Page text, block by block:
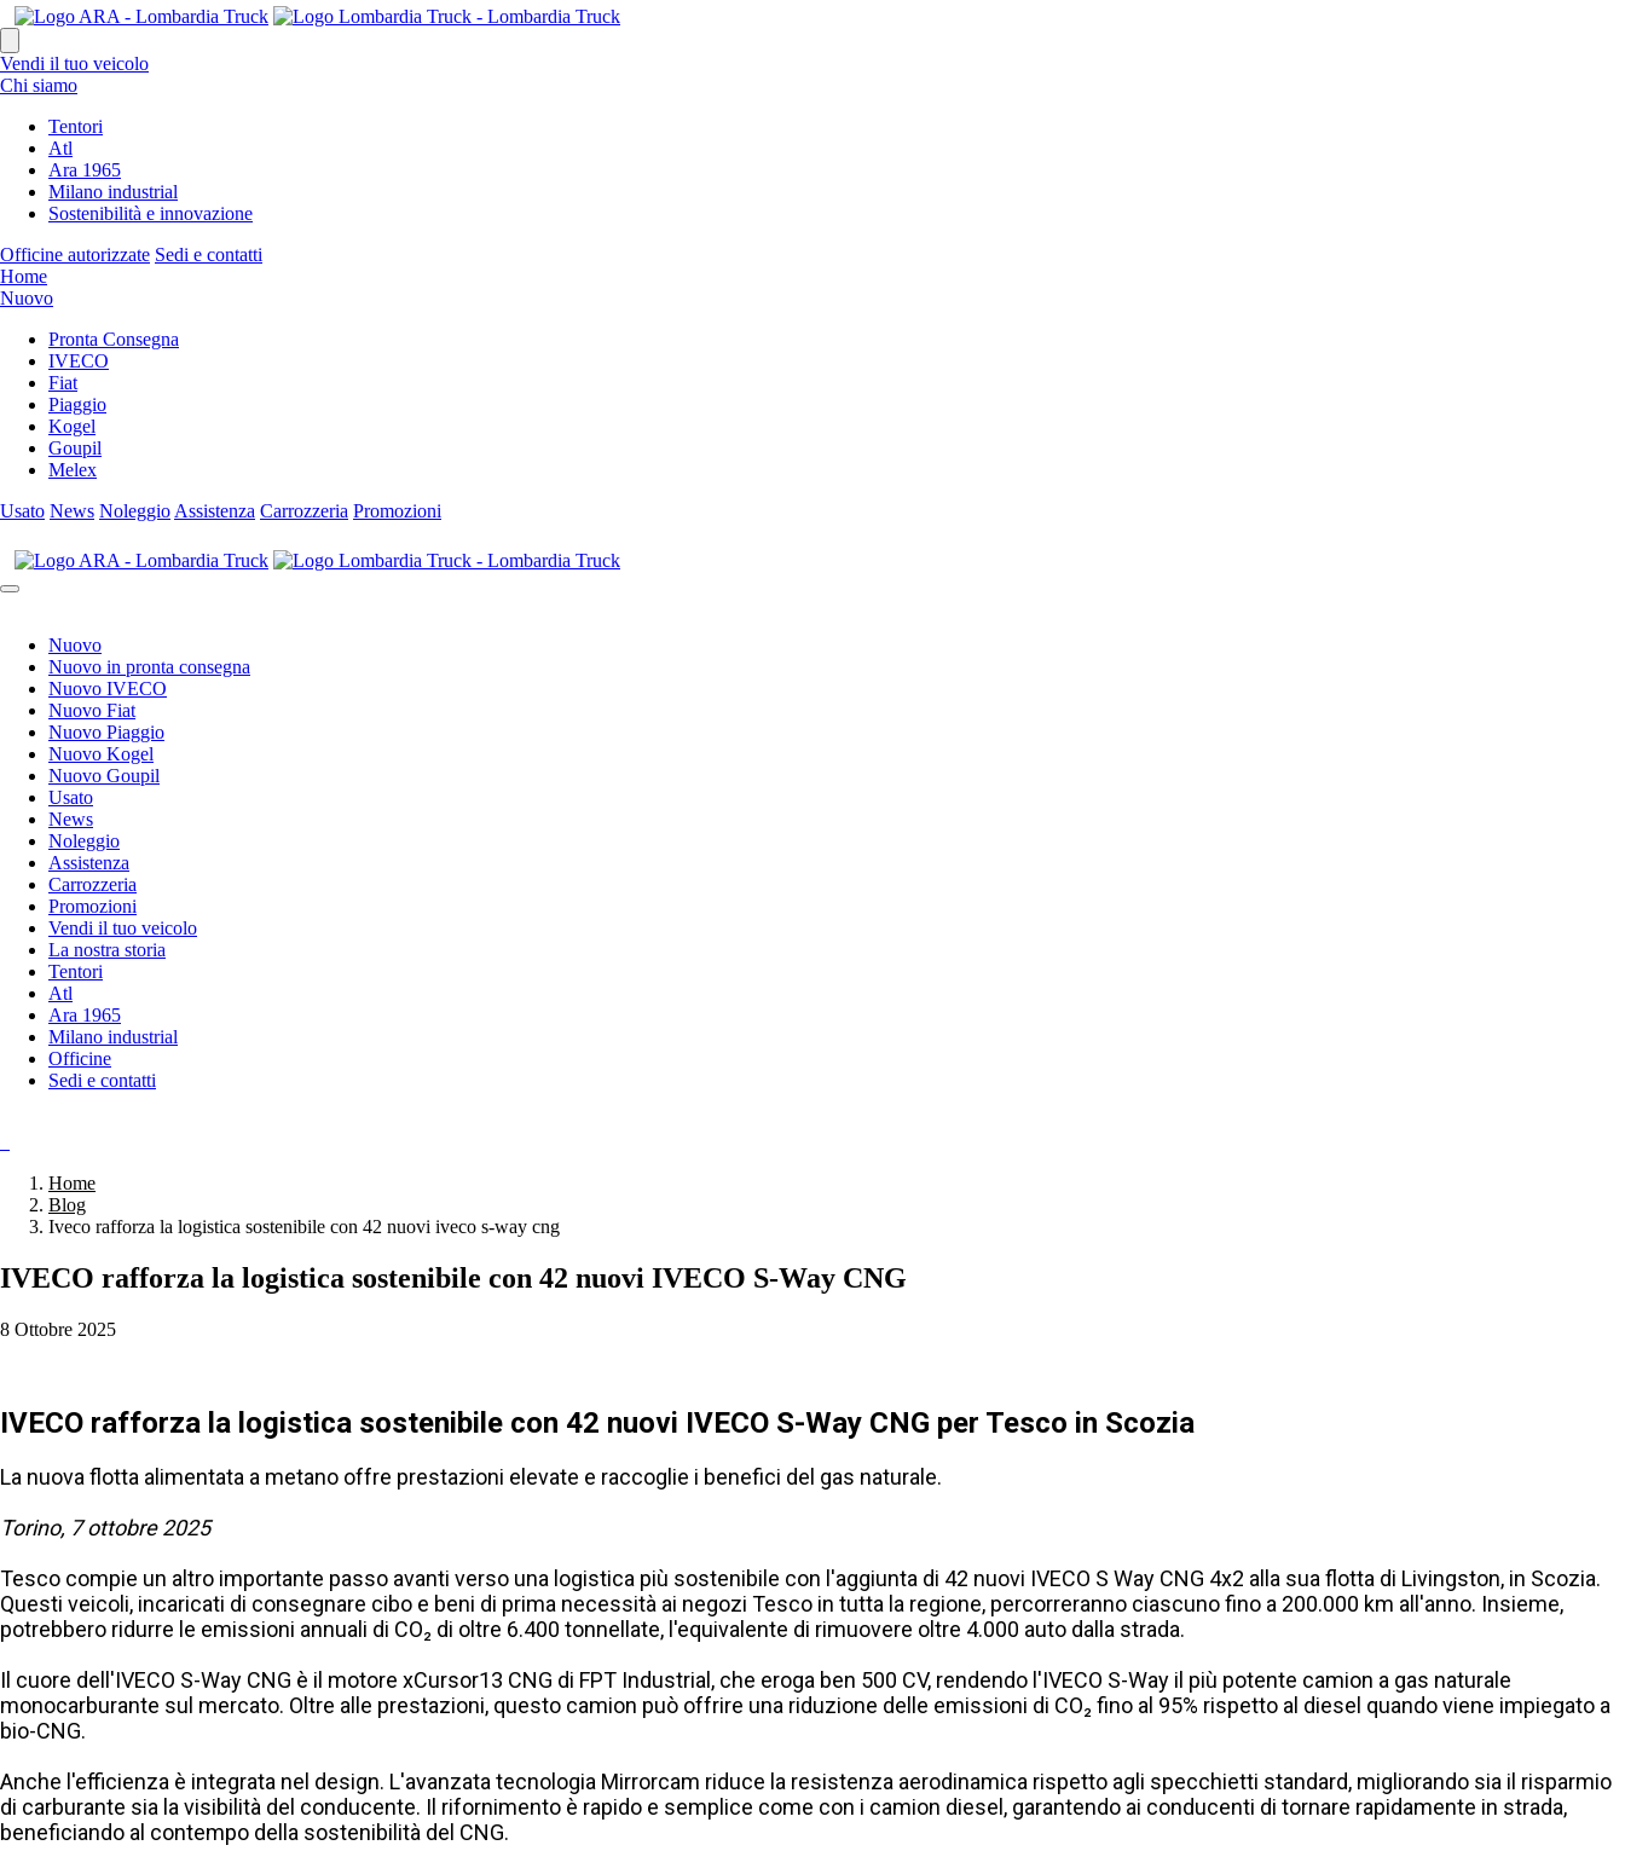
Vendi il tuo veicolo
Chi siamo
Tentori
Atl
Ara 1965
Milano industrial
Sostenibilità e innovazione
Officine autorizzate Sedi e contatti
Home
Nuovo
Pronta Consegna
IVECO
Fiat
Piaggio
Kogel
Goupil
Melex
Usato News Noleggio Assistenza Carrozzeria Promozioni
Nuovo
Nuovo in pronta consegna
Nuovo IVECO
Nuovo Fiat
Nuovo Piaggio
Nuovo Kogel
Nuovo Goupil
Usato
News
Noleggio
Assistenza
Carrozzeria
Promozioni
Vendi il tuo veicolo
La nostra storia
Tentori
Atl
Ara 1965
Milano industrial
Officine
Sedi e contatti
Home
Blog
Iveco rafforza la logistica sostenibile con 42 nuovi iveco s-way cng
IVECO rafforza la logistica sostenibile con 42 nuovi IVECO S-Way CNG
8 Ottobre 2025
IVECO rafforza la logistica sostenibile con 42 nuovi IVECO S-Way CNG per Tesco in Scozia
La nuova flotta alimentata a metano offre prestazioni elevate e raccoglie i benefici del gas naturale.
Torino, 7 ottobre 2025
Tesco compie un altro importante passo avanti verso una logistica più sostenibile con l'aggiunta di 42 nuovi IVECO S Way CNG 4x2 alla sua flotta di Livingston, in Scozia.
Questi veicoli, incaricati di consegnare cibo e beni di prima necessità ai negozi Tesco in tutta la regione, percorreranno ciascuno fino a 200.000 km all'anno. Insieme,
potrebbero ridurre le emissioni annuali di CO₂ di oltre 6.400 tonnellate, l'equivalente di rimuovere oltre 4.000 auto dalla strada.
Il cuore dell'IVECO S-Way CNG è il motore xCursor13 CNG di FPT Industrial, che eroga ben 500 CV, rendendo l'IVECO S-Way il più potente camion a gas naturale
monocarburante sul mercato. Oltre alle prestazioni, questo camion può offrire una riduzione delle emissioni di CO₂ fino al 95% rispetto al diesel quando viene impiegato a
bio-CNG.
Anche l'efficienza è integrata nel design. L'avanzata tecnologia Mirrorcam riduce la resistenza aerodinamica rispetto agli specchietti standard, migliorando sia il risparmio
di carburante sia la visibilità del conducente. Il rifornimento è rapido e semplice come con i camion diesel, garantendo ai conducenti di tornare rapidamente in strada,
beneficiando al contempo della sostenibilità del CNG.